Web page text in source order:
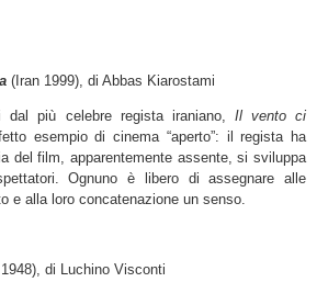
(Iran 1999), di Abbas Kiarostami
dal più celebre regista iraniano, Il vento ci
esempio di cinema “aperto”: il regista ha
del film, apparentemente assente, si sviluppa
Ognuno è libero di assegnare alle
e alla loro concatenazione un senso.
di Luchino Visconti